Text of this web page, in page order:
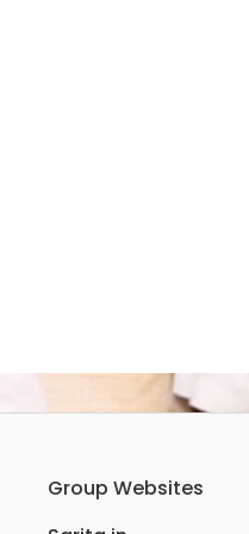
Group Websites